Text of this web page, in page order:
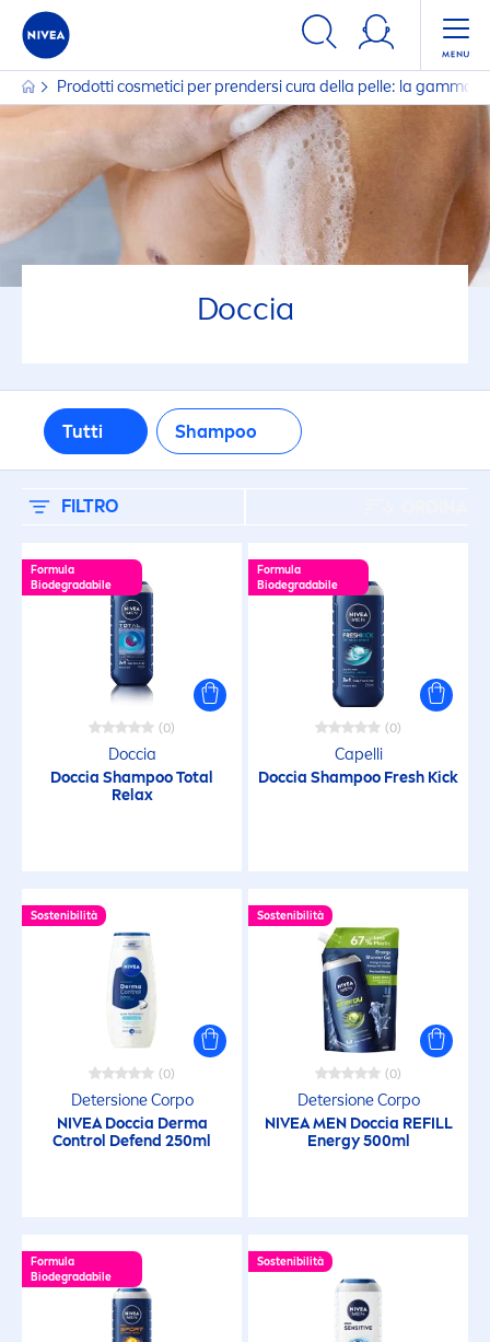
Prodotti cosmetici per prendersi cura della pelle: la gamma
Doccia
Tutti Shampoo
FILTRO
FILTRI
TIPO DI PELLE
Pelle sensibile
Tutti i tipi di pelle
FILTRI SELEZIONATI
Formula
Biodegradabile
(0)
Doccia
Doccia Shampoo Total
Relax
Formula
Biodegradabile
(0)
Capelli
Doccia Shampoo Fresh Kick
Sostenibilità
(0)
Detersione Corpo
NIVEADoccia Derma
Control Defend 250ml
Sostenibilità
(0)
Detersione Corpo
NIVEA MENDoccia REFILL
Energy 500ml
Formula
Biodegradabile
Sostenibilità